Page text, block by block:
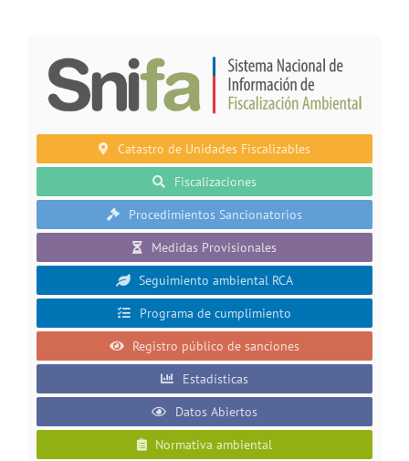
Catastro de Unidades Fiscalizables
Fiscalizaciones
Procedimientos Sancionatorios
Medidas Provisionales
Seguimiento ambiental RCA
Programa de cumplimiento
Registro público de sanciones
Estadísticas
Datos Abiertos
Normativa ambiental